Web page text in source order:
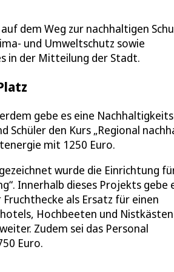
dem Weg zur nachhaltigen
und Umweltschutz sowie
in der Mitteilung der Stadt.
gebe es eine
Schüler den Kurs „Regional
mit 1250 Euro.
wurde die Einrichtung
Innerhalb dieses Projekts gebe
als Ersatz für einen
Hochbeeten und
Zudem sei das Personal
Euro.